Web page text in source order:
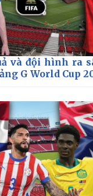
và đội hình ra